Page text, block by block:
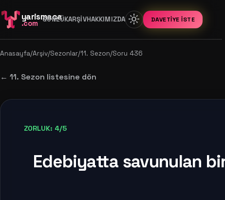
yarismaca
.com GÜNLÜKARŞIVHAKKIMIZDA light_mode DAVETIYE İSTE
Anasayfa/Arşiv/Sezonlar/11. Sezon/Soru 436
← 11. Sezon listesine dön
ZORLUK: 4/5
Edebiyatta savunulan